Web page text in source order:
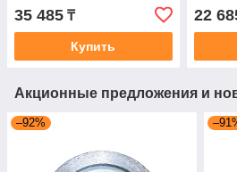
35 485 ₸
Купить
22
Акционные предложения и
–92%